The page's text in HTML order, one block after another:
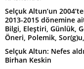
Selçuk Altun’un
2013-2015 dönemine
Bilgi, Eleştiri, Günlük,
Öneri, Polemik,
Selçuk Altun: Nefes
Birhan Keskin